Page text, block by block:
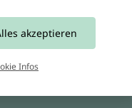
akzeptieren
Infos